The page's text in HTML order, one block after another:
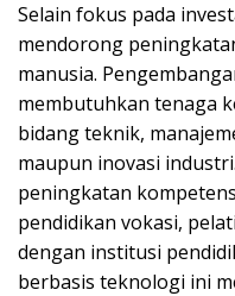
Selain fokus pada
mendorong
manusia.
membutuhkan tenaga
bidang teknik,
maupun inovasi
peningkatan
pendidikan vokasi,
dengan institusi
berbasis teknologi ini